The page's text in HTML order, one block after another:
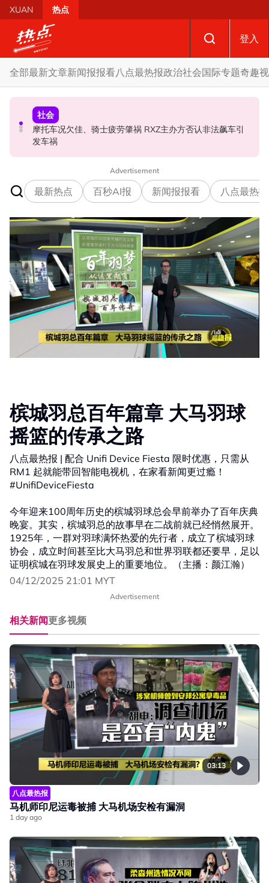
Skip to main content
XUAN 热点
登入
全部最新文章新闻报报看八点最热报政治社会国际专题奇趣
社会
摩托车况欠佳、骑士疲劳肇祸 RXZ主办方否认非法飙车引
发车祸
政治
开放与各方合作迎战甲州选 扎希：国阵捍卫甲州21席
政治
自上周起不能访问MyKHAS系统 罗诗雅：影响安邦居民各
类援助发放
Advertisement
最新热点 百秒AI报 新闻报报看 八点最热报
槟城羽总百年篇章 大马羽球
摇篮的传承之路
八点最热报 | 配合 Unifi Device Fiesta 限时优惠，只需从
RM1 起就能带回智能电视机，在家看新闻更过瘾！
#UnifiDeviceFiesta
今年迎来100周年历史的槟城羽球总会早前举办了百年庆典
晚宴。其实，槟城羽总的故事早在二战前就已经悄然展开。
1925年，一群对羽球满怀热爱的先行者，成立了槟城羽球
协会，成立时间甚至比大马羽总和世界羽联都还要早，足以
证明槟城在羽球发展史上的重要地位。（主播：颜江瀚）
04/12/2025 21:01 MYT
Advertisement
相关新闻更多视频
03:13
八点最热报
马机师印尼运毒被捕 大马机场安检有漏洞
1 day ago